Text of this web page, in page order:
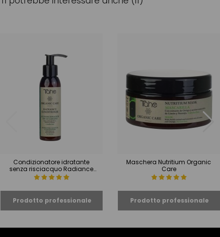
Condizionatore idratante
senza risciacquo Radiance
Conditioner
Maschera Nutritium Organic
Care